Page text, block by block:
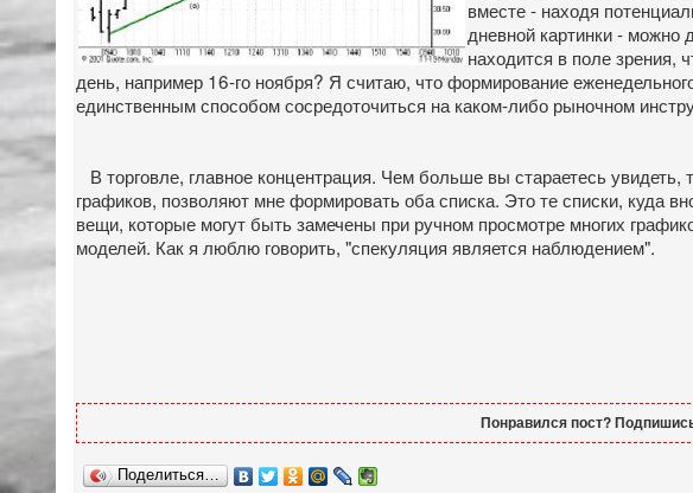
вместе - находя
дневной картинки - можно
находится в поле зрения,
день, например 16-го ноября? Я считаю, что формирование
единственным способом сосредоточиться на каком-либо рыночном
В торговле, главное концентрация. Чем больше вы стараетесь
графиков, позволяют мне формировать оба списка. Это те списки, куда
вещи, которые могут быть замечены при ручном просмотре многих
моделей. Как я люблю говорить, "спекуляция является наблюдением".
Понравился пост?
Поделиться…